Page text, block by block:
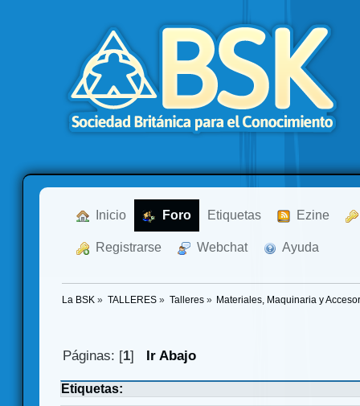
Inicio Foro Etiquetas Ezine
Registrarse Webchat Ayuda
La BSK » TALLERES» Talleres» Materiales, Maquinaria y
Páginas: [1] Ir Abajo
Etiquetas: